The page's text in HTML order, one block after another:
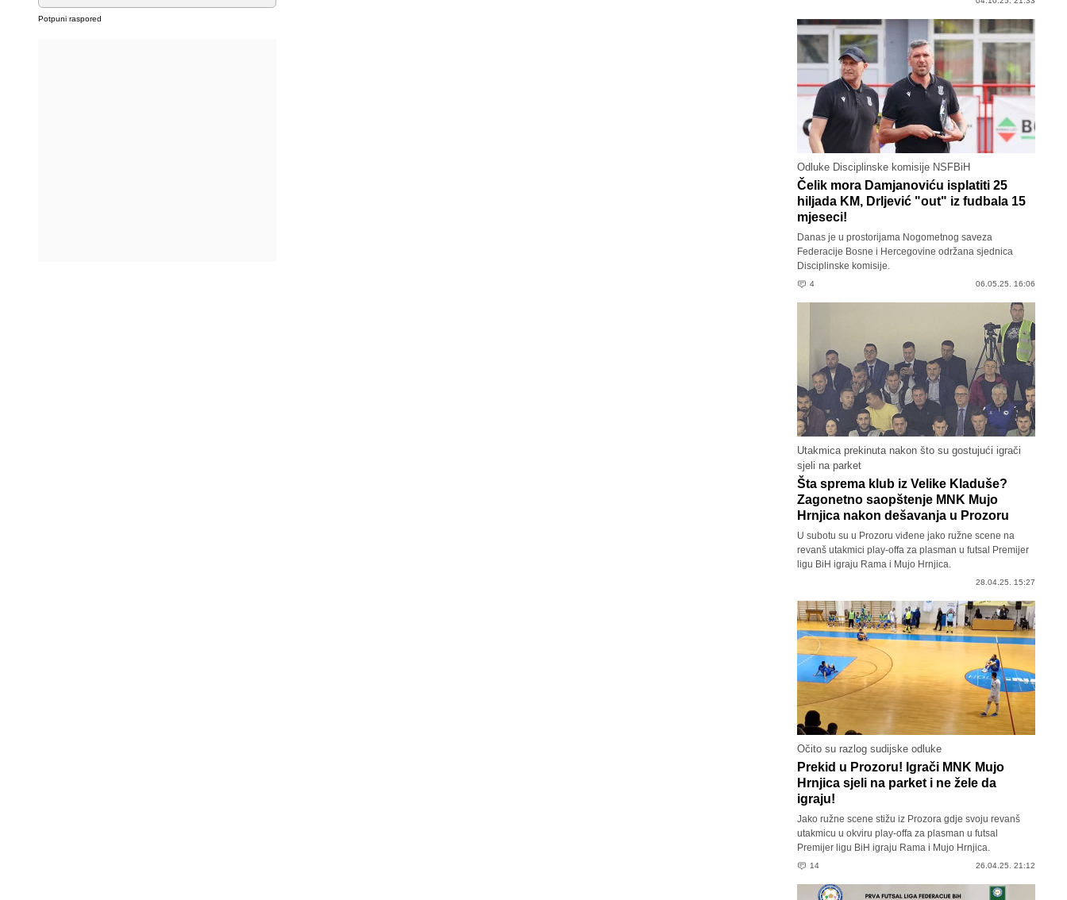
Potpuni raspored
Odluke Disciplinske komisije NSFBiH
Čelik mora Damjanoviću isplatiti 25
hiljada KM, Drljević "out" iz fudbala 15
mjeseci!
Danas je u prostorijama Nogometnog saveza
Federacije Bosne i Hercegovine održana sjednica
Disciplinske komisije.
4 06.05.25. 16:06
Utakmica prekinuta nakon što su gostujući igrači
sjeli na parket
Šta sprema klub iz Velike Kladuše?
Zagonetno saopštenje MNK Mujo
Hrnjica nakon dešavanja u Prozoru
U subotu su u Prozoru viđene jako ružne scene na
revanš utakmici play-offa za plasman u futsal Premijer
ligu BiH igraju Rama i Mujo Hrnjica.
28.04.25. 15:27
Očito su razlog sudijske odluke
Prekid u Prozoru! Igrači MNK Mujo
Hrnjica sjeli na parket i ne žele da
igraju!
Jako ružne scene stižu iz Prozora gdje svoju revanš
utakmicu u okviru play-offa za plasman u futsal
Premijer ligu BiH igraju Rama i Mujo Hrnjica.
14 26.04.25. 21:12